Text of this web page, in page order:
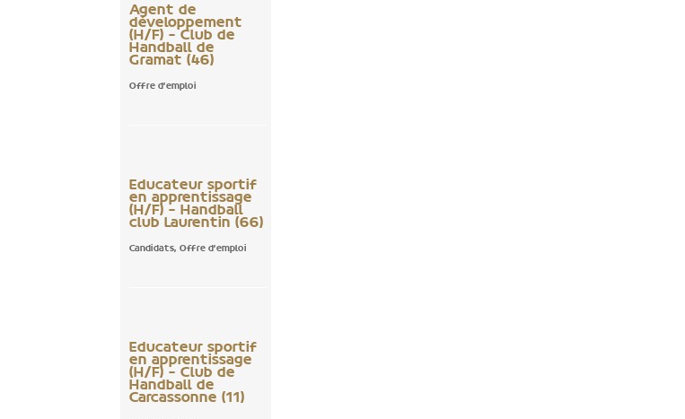
Agent de
développement
(H/F) – Club de
Handball de
Gramat (46)
Offre d'emploi
Educateur sportif
en apprentissage
(H/F) – Handball
club Laurentin (66)
Candidats,Offre d'emploi
Educateur sportif
en apprentissage
(H/F) – Club de
Handball de
Carcassonne (11)